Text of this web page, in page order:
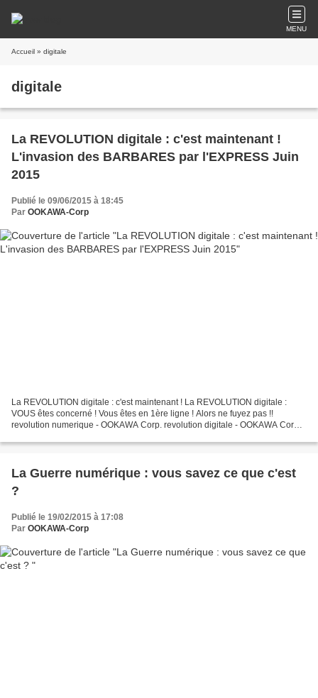
MENU
Accueil » digitale
digitale
La REVOLUTION digitale : c'est maintenant !
L'invasion des BARBARES par l'EXPRESS Juin
2015
Publié le 09/06/2015 à 18:45
Par OOKAWA-Corp
La REVOLUTION digitale : c'est maintenant ! La REVOLUTION digitale :
VOUS êtes concerné ! Vous êtes en 1ère ligne ! Alors ne fuyez pas !!
revolution numerique - OOKAWA Corp. revolution digitale - OOKAWA Corp.
La Guerre numérique : vous savez ce que c'est
?
Publié le 19/02/2015 à 17:08
Par OOKAWA-Corp